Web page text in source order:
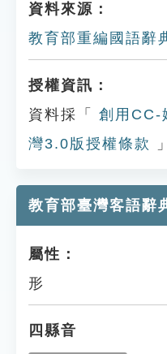
資料來源：
教育部重編國語辭
授權資訊：
資料採「
創用CC-
灣3.0版授權條款
教育部臺灣客語辭
屬性：
形
四縣音